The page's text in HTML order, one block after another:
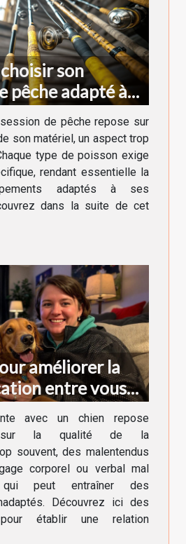
son
pêche adapté à
de poisson
de pêche repose sur
son matériel, un aspect trop
type de poisson exige
rendant essentielle la
adaptés à ses
dans la suite de cet
améliorer la
entre vous
avec un chien repose
sur la qualité de la
souvent, des malentendus
corporel ou verbal mal
peut entraîner des
Découvrez ici des
établir une relation